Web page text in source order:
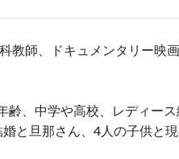
教師、ドキュメンタリー映
齢、中学や高校、レディー
と旦那さん、4人の子供と現